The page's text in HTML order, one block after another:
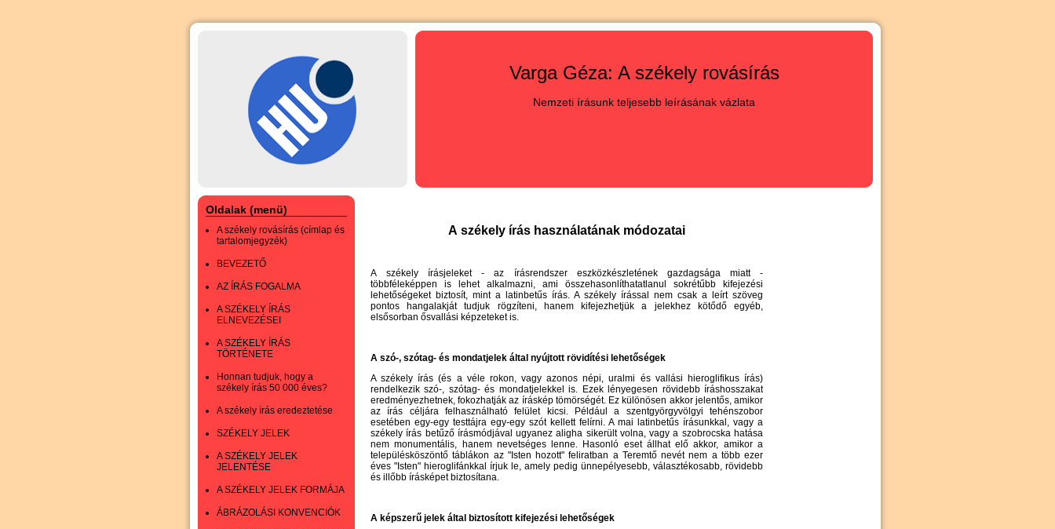
Varga Géza: A székely rovásírás
Nemzeti írásunk teljesebb leírásának vázlata
Oldalak (menü)
A székely rovásírás (címlap és
tartalomjegyzék)
BEVEZETŐ
AZ ÍRÁS FOGALMA
A SZÉKELY ÍRÁS
ELNEVEZÉSEI
A SZÉKELY ÍRÁS
TÖRTÉNETE
Honnan tudjuk, hogy a
székely írás 50 000 éves?
A székely írás eredeztetése
SZÉKELY JELEK
A SZÉKELY JELEK
JELENTÉSE
A SZÉKELY JELEK FORMÁJA
ÁBRÁZOLÁSI KONVENCIÓK
A székely írás használatának módozatai
A székely írásjeleket - az írásrendszer eszközkészletének gazdagsága miatt -
többféleképpen is lehet alkalmazni, ami összehasonlíthatatlanul sokrétűbb kifejezési
lehetőségeket biztosít, mint a latinbetűs írás. A székely írással nem csak a leírt szöveg
pontos hangalakját tudjuk rögzíteni, hanem kifejezhetjük a jelekhez kötődő egyéb,
elsősorban ősvallási képzeteket is.
A szó-, szótag- és mondatjelek által nyújtott rövidítési lehetőségek
A székely írás (és a véle rokon, vagy azonos népi, uralmi és vallási hieroglifikus írás)
rendelkezik szó-, szótag- és mondatjelekkel is. Ezek lényegesen rövidebb íráshosszakat
eredményezhetnek, fokozhatják az íráskép tömörségét. Ez különösen akkor jelentős, amikor
az írás céljára felhasználható felület kicsi. Például a szentgyörgyvölgyi tehénszobor
esetében egy-egy testtájra egy-egy szót kellett felírni. A mai latinbetűs írásunkkal, vagy a
székely írás betűző írásmódjával ugyanez aligha sikerült volna, vagy a szobrocska hatása
nem monumentális, hanem nevetséges lenne. Hasonló eset állhat elő akkor, amikor a
településköszöntő táblákon az "Isten hozott" feliratban a Teremtő nevét nem a több ezer
éves "Isten" hieroglifánkkal írjuk le, amely pedig ünnepélyesebb, választékosabb, rövidebb
és illőbb írásképet biztosítana.
A képszerű jelek által biztosított kifejezési lehetőségek